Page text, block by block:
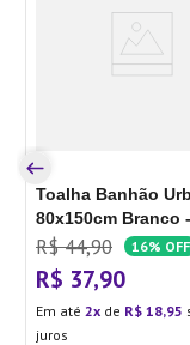
Toalha Banhão
80x150cm Branco -
Toalhas Groh
R$ 44,90 16% OFF
R$ 37,90
Em até 2 de R$ 18,95
juros